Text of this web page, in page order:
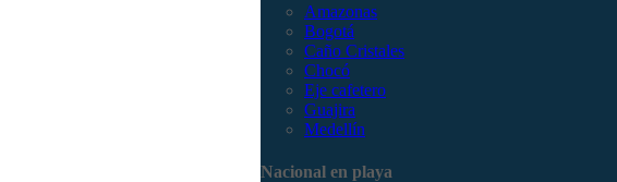
Amazonas
Bogotá
Caño Cristales
Chocó
Eje cafetero
Guajira
Medellín
Nacional en playa